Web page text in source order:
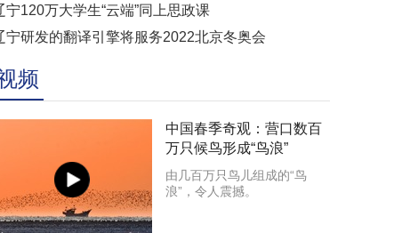
宁120万大学生“云端”同上思政课
宁研发的翻译引擎将服务2022北京冬奥会
频
中国春季奇观：营口数百
万只候鸟形成“鸟浪”
由几百万只鸟儿组成的“鸟
浪”，令人震撼。